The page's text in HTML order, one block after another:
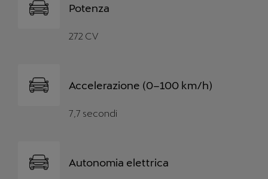
Potenza
272 CV
Accelerazione (0–100 km/h)
7,7 secondi
Autonomia elettrica